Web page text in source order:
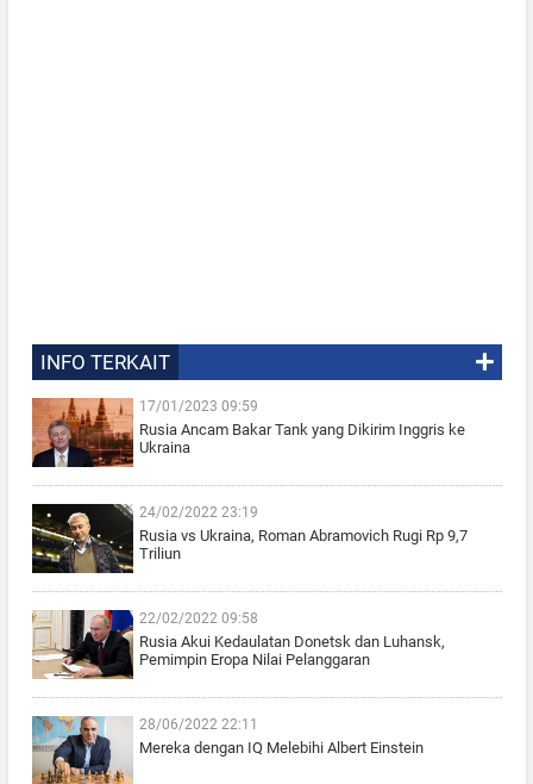
INFO TERKAIT
17/01/2023 09:59
Rusia Ancam Bakar Tank yang Dikirim Inggris ke
Ukraina
24/02/2022 23:19
Rusia vs Ukraina, Roman Abramovich Rugi Rp 9,7
Triliun
22/02/2022 09:58
Rusia Akui Kedaulatan Donetsk dan Luhansk,
Pemimpin Eropa Nilai Pelanggaran
28/06/2022 22:11
Mereka dengan IQ Melebihi Albert Einstein